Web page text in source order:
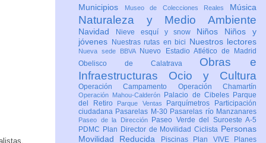
Municipios Museo de Colecciones Reales Música
Naturaleza y Medio Ambiente
Navidad Nieve esquí y snow Niños Niños y
jóvenes
Nuestras rutas en bici Nuestros lectores
Nueva sede BBVA
Nuevo Estadio Atlético de Madrid
Obelisco de Calatrava Obras e
Infraestructuras Ocio y Cultura
Operación Campamento Operación Chamartín
Operación Mahou-Calderón Palacio de Cibeles Parque
del Retiro
Parque Ventas Parquímetros
Participación
ciudadana Pasarelas M-30 Pasarelas río Manzanares
Paseo de la Dirección
Paseo Verde del Suroeste A-5
PDMC Plan Director de Movilidad Ciclista Personas
Movilidad Reducida
Piscinas Plan VIVE
Planes